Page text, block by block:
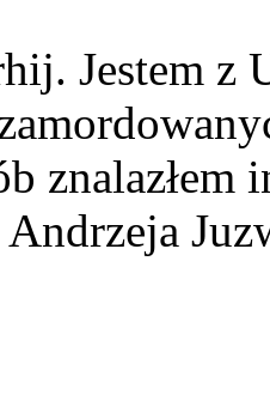
Jestem z
znalazłem